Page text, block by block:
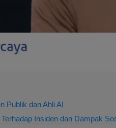
Publik dan Ahli AI
Insiden dan Dampak